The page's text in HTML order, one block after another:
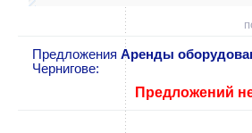
Предложения Аренды
Чернигове:
Предложений